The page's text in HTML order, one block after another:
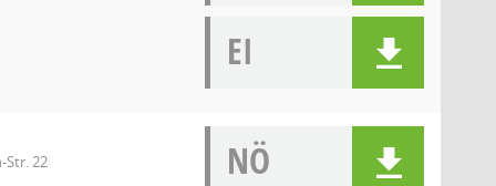
EI
Str. 22
NÖ